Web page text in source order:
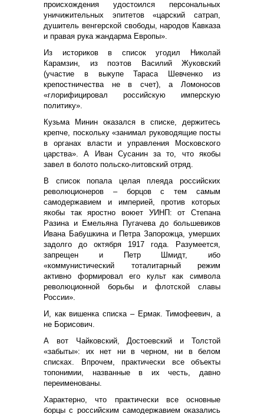
происхождения удостоился персональных
уничижительных эпитетов «царский сатрап,
душитель венгерской свободы, народов Кавказа
и правая рука жандарма Европы».
Из историков в список угодил Николай
Карамзин, из поэтов Василий Жуковский
(участие в выкупе Тараса Шевченко из
крепостничества не в счет), а Ломоносов
«глорифицировал российскую имперскую
политику».
Кузьма Минин оказался в списке, держитесь
крепче, поскольку «занимал руководящие посты
в органах власти и управления Московского
царства». А Иван Сусанин за то, что якобы
завел в болото польско-литовский отряд.
В список попала целая плеяда российских
революционеров – борцов с тем самым
самодержавием и империей, против которых
якобы так яростно воюет УИНП: от Степана
Разина и Емельяна Пугачева до большевиков
Ивана Бабушкина и Петра Запорожца, умерших
задолго до октября 1917 года. Разумеется,
запрещен и Петр Шмидт, ибо
«коммунистический тоталитарный режим
активно формировал его культ как символа
революционной борьбы и флотской славы
России».
И, как вишенка списка – Ермак. Тимофеевич, а
не Борисович.
А вот Чайковский, Достоевский и Толстой
«забыты»: их нет ни в черном, ни в белом
списках. Впрочем, практически все объекты
топонимии, названные в их честь, давно
переименованы.
Характерно, что практически все основные
борцы с российским самодержавием оказались